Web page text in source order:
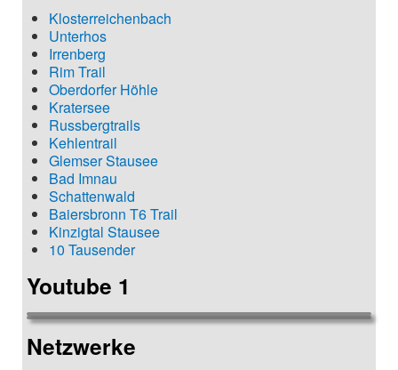
Klosterreichenbach
Unterhos
Irrenberg
Rim Trail
Oberdorfer Höhle
Kratersee
Russbergtrails
Kehlentrail
Glemser Stausee
Bad Imnau
Schattenwald
Baiersbronn T6 Trail
Kinzigtal Stausee
10 Tausender
Youtube 1
Netzwerke